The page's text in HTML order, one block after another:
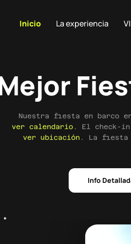
Inicio La experiencia
Nuestra fiesta en barco
ver calendario. El check-in
ver ubicación . La fiesta
Info